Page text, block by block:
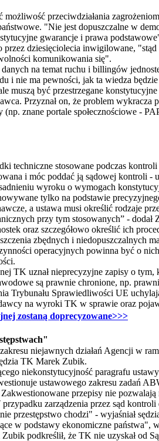
możliwość przeciwdziałania
"Nie jest dopuszczalne w
gwarancje i prawa
przez dziesięciolecia inwigilowane,
komunikowania się".
na temat ruchu i billingów
i nie ma pewności, jak ta wiedza
muszą być przestrzegane
Przyznał on, że problem
znane portale społecznościowe -
techniczne stosowane podczas
i móc poddać ją sądowej kontroli -
wyroku o wymogach
tylko na podstawie
a ustawa musi określić rodzaje
przy tym stosowanych” -
oraz szczegółowo określić ich
zbędnych i niedopuszczalnych
operacyjnych powinna być o
TK uznał nieprecyzyjne zapisy o
są prawnie chronione, np.
Trybunału Sprawiedliwości UE
na wyroki TK w sprawie oraz
zostaną doprecyzowane>>>
niejawnych działań Agencji w
TK Marek Zubik.
niekonstytucyjność paragrafu
ustawowego zakresu zadań
przepisy nie
zarządzenia przez sąd
przestępstwo chodzi" - wyjaśniał
w podstawy ekonomiczne państwa",
podkreślił, że TK nie uzyskał od